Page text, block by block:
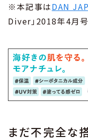
※本記事はDAN
Diver」2018年4月号
まだ不完全な